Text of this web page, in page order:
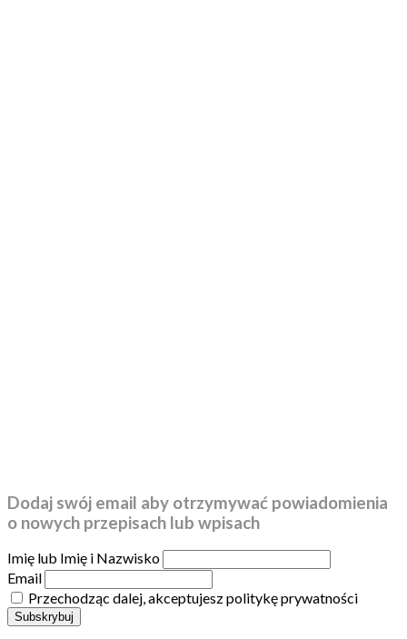
Dodaj swój email aby otrzymywać powiadomienia
o nowych przepisach lub wpisach
Imię lub Imię i Nazwisko
Email
Przechodząc dalej, akceptujesz politykę prywatności